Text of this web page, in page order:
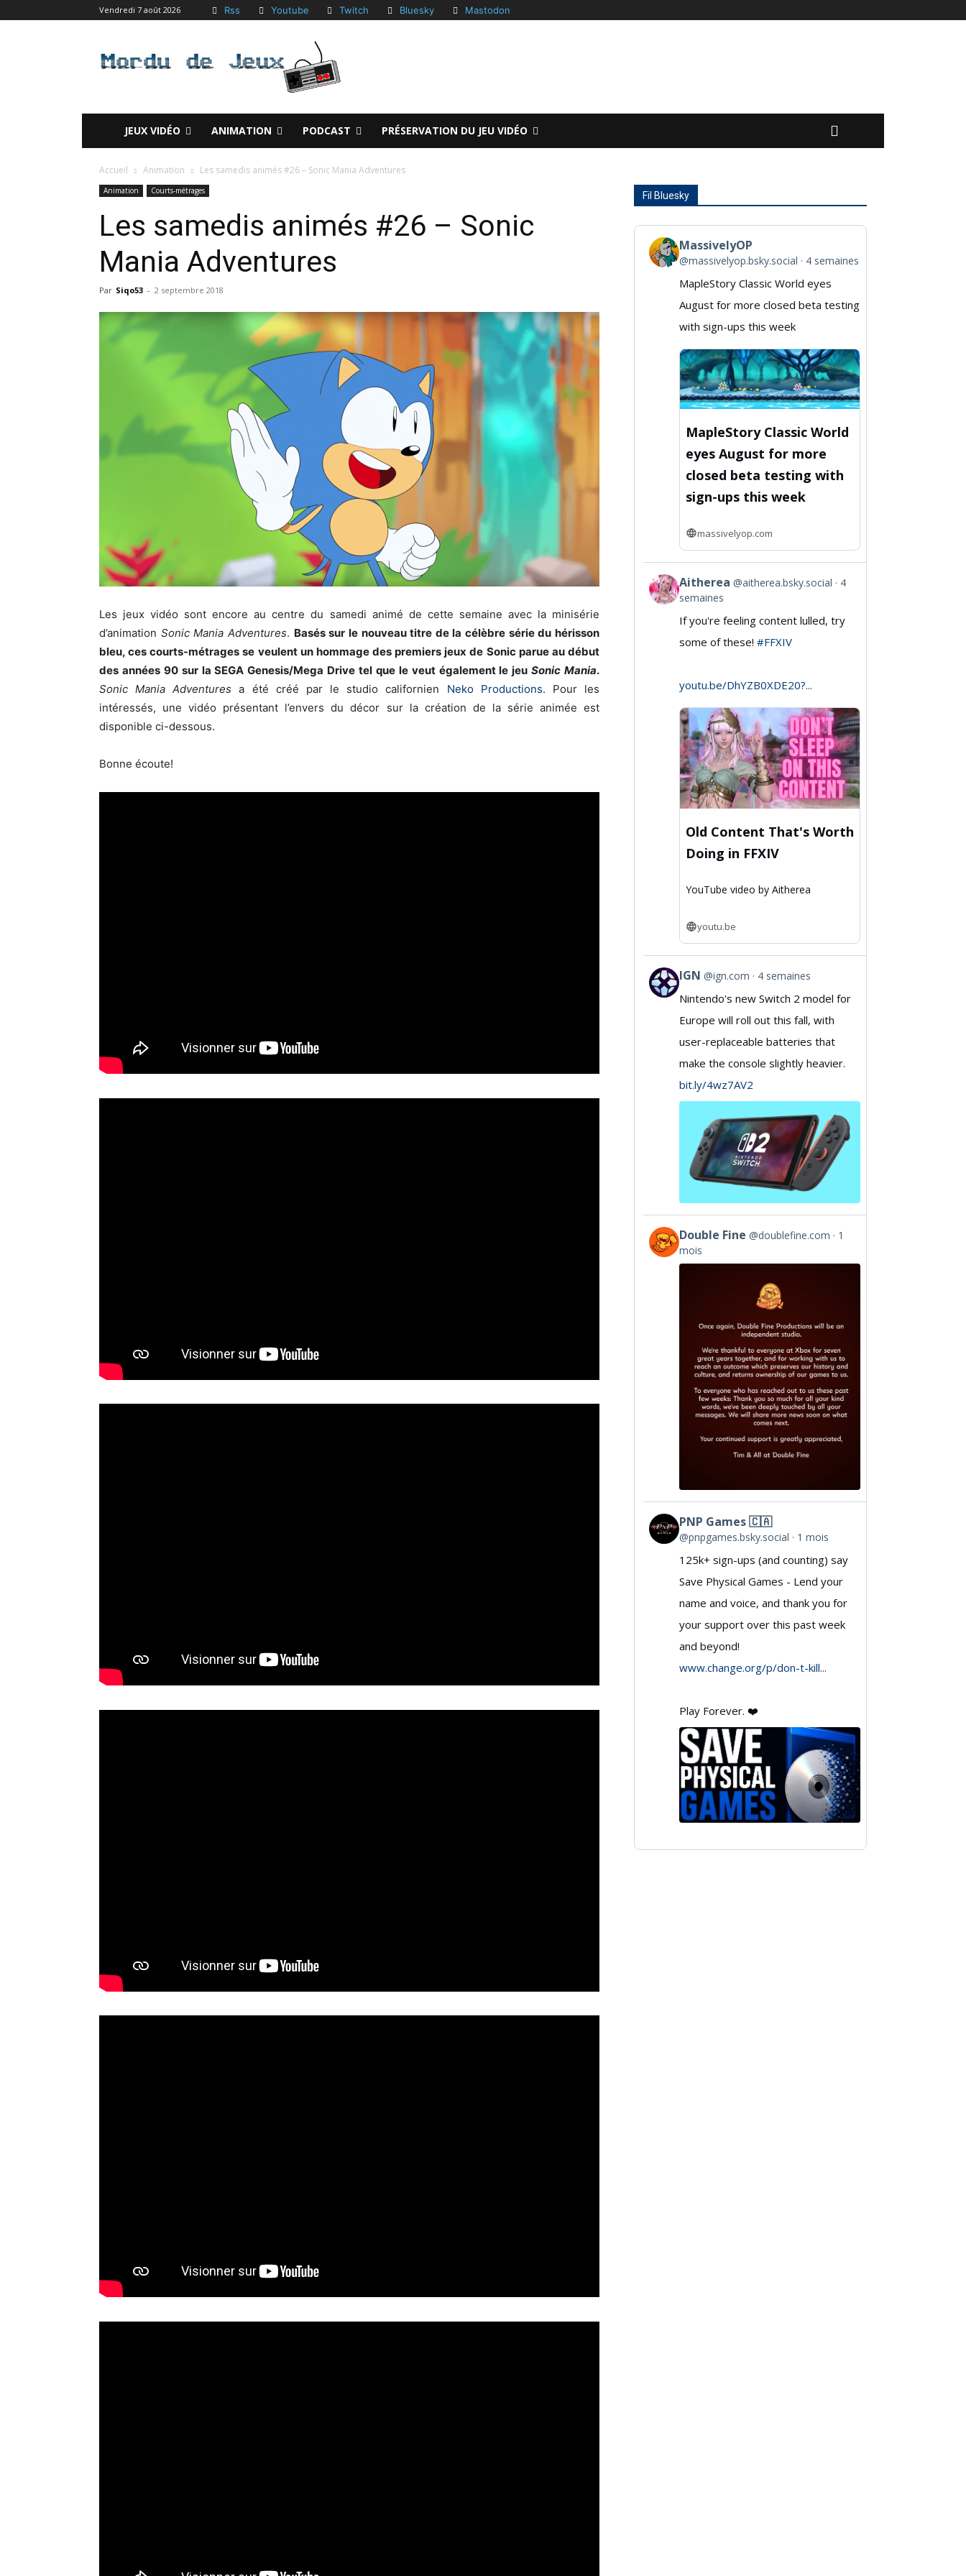
Vendredi 7 août 2026 Rss Youtube Twitch Bluesky Mastodon
JEUX VIDÉO ANIMATION PODCAST PRÉSERVATION DU JEU VIDÉO
Accueil Animation Les samedis animés #26 – Sonic Mania Adventures
Animation Courts-métrages
Les samedis animés #26 – Sonic
Mania Adventures
Par Siqo53 - 2 septembre 2018
Les jeux vidéo sont encore au centre du samedi animé de cette semaine avec la minisérie
d’animation Sonic Mania Adventures. Basés sur le nouveau titre de la célèbre série du hérisson
bleu, ces courts-métrages se veulent un hommage des premiers jeux de Sonic parue au début
des années 90 sur la SEGA Genesis/Mega Drive tel que le veut également le jeuSonic Mania.
Sonic Mania Adventures a été créé par le studio californien Neko Productions. Pour les
intéressés, une vidéo présentant l’envers du décor sur la création de la série animée est
disponible ci-dessous.
Bonne écoute!
Fil Bluesky
View
post
MassivelyOP
Bluesky
MassivelyOP
@massivelyop.bsky.social 4 semaines
MapleStory Classic World eyes
August for more closed beta testing
with sign-ups this week
MapleStory Classic World
eyes August for more
closed beta testing with
sign-ups this week
massivelyop.com
View
post
Aitherea
Bluesky
Aitherea @aitherea.bsky.social
4
semaines
If you're feeling content lulled, try
some of these! #FFXIV
youtu.be/DhYZB0XDE20?...
Old Content That's Worth
Doing in FFXIV
YouTube video by Aitherea
youtu.be
View
post
Bluesky
IGN @ign.com 4 semaines
Nintendo's new Switch 2 model for
Europe will roll out this fall, with
user-replaceable batteries that
make the console slightly heavier.
bit.ly/4wz7AV2
View
post
Double Fine @doublefine.com
1
mois
View
post
Games
Bluesky
PNP Games 🇨🇦
@pnpgames.bsky.social 1 mois
125k+ sign-ups (and counting) say
Save Physical Games - Lend your
name and voice, and thank you for
your support over this past week
and beyond!
www.change.org/p/don-t-kill...
Play Forever. ❤️